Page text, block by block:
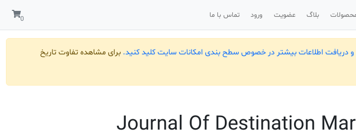
بلاگ عضویت ورود تماس با ما
و دریافت اطلاعات بیشتر در خصوص سطح بندی امکانات سایت کلید کنید. برای مشاهده تفاوت تاریخ
Journal Of Destination